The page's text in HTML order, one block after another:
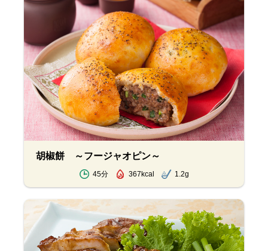
胡椒餅 ～フージャオピン～
45分 367kcal 1.2g